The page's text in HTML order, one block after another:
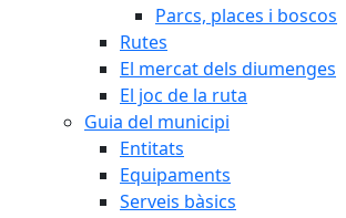
Parcs, places i boscos
Rutes
El mercat dels diumenges
El joc de la ruta
Guia del municipi
Entitats
Equipaments
Serveis bàsics